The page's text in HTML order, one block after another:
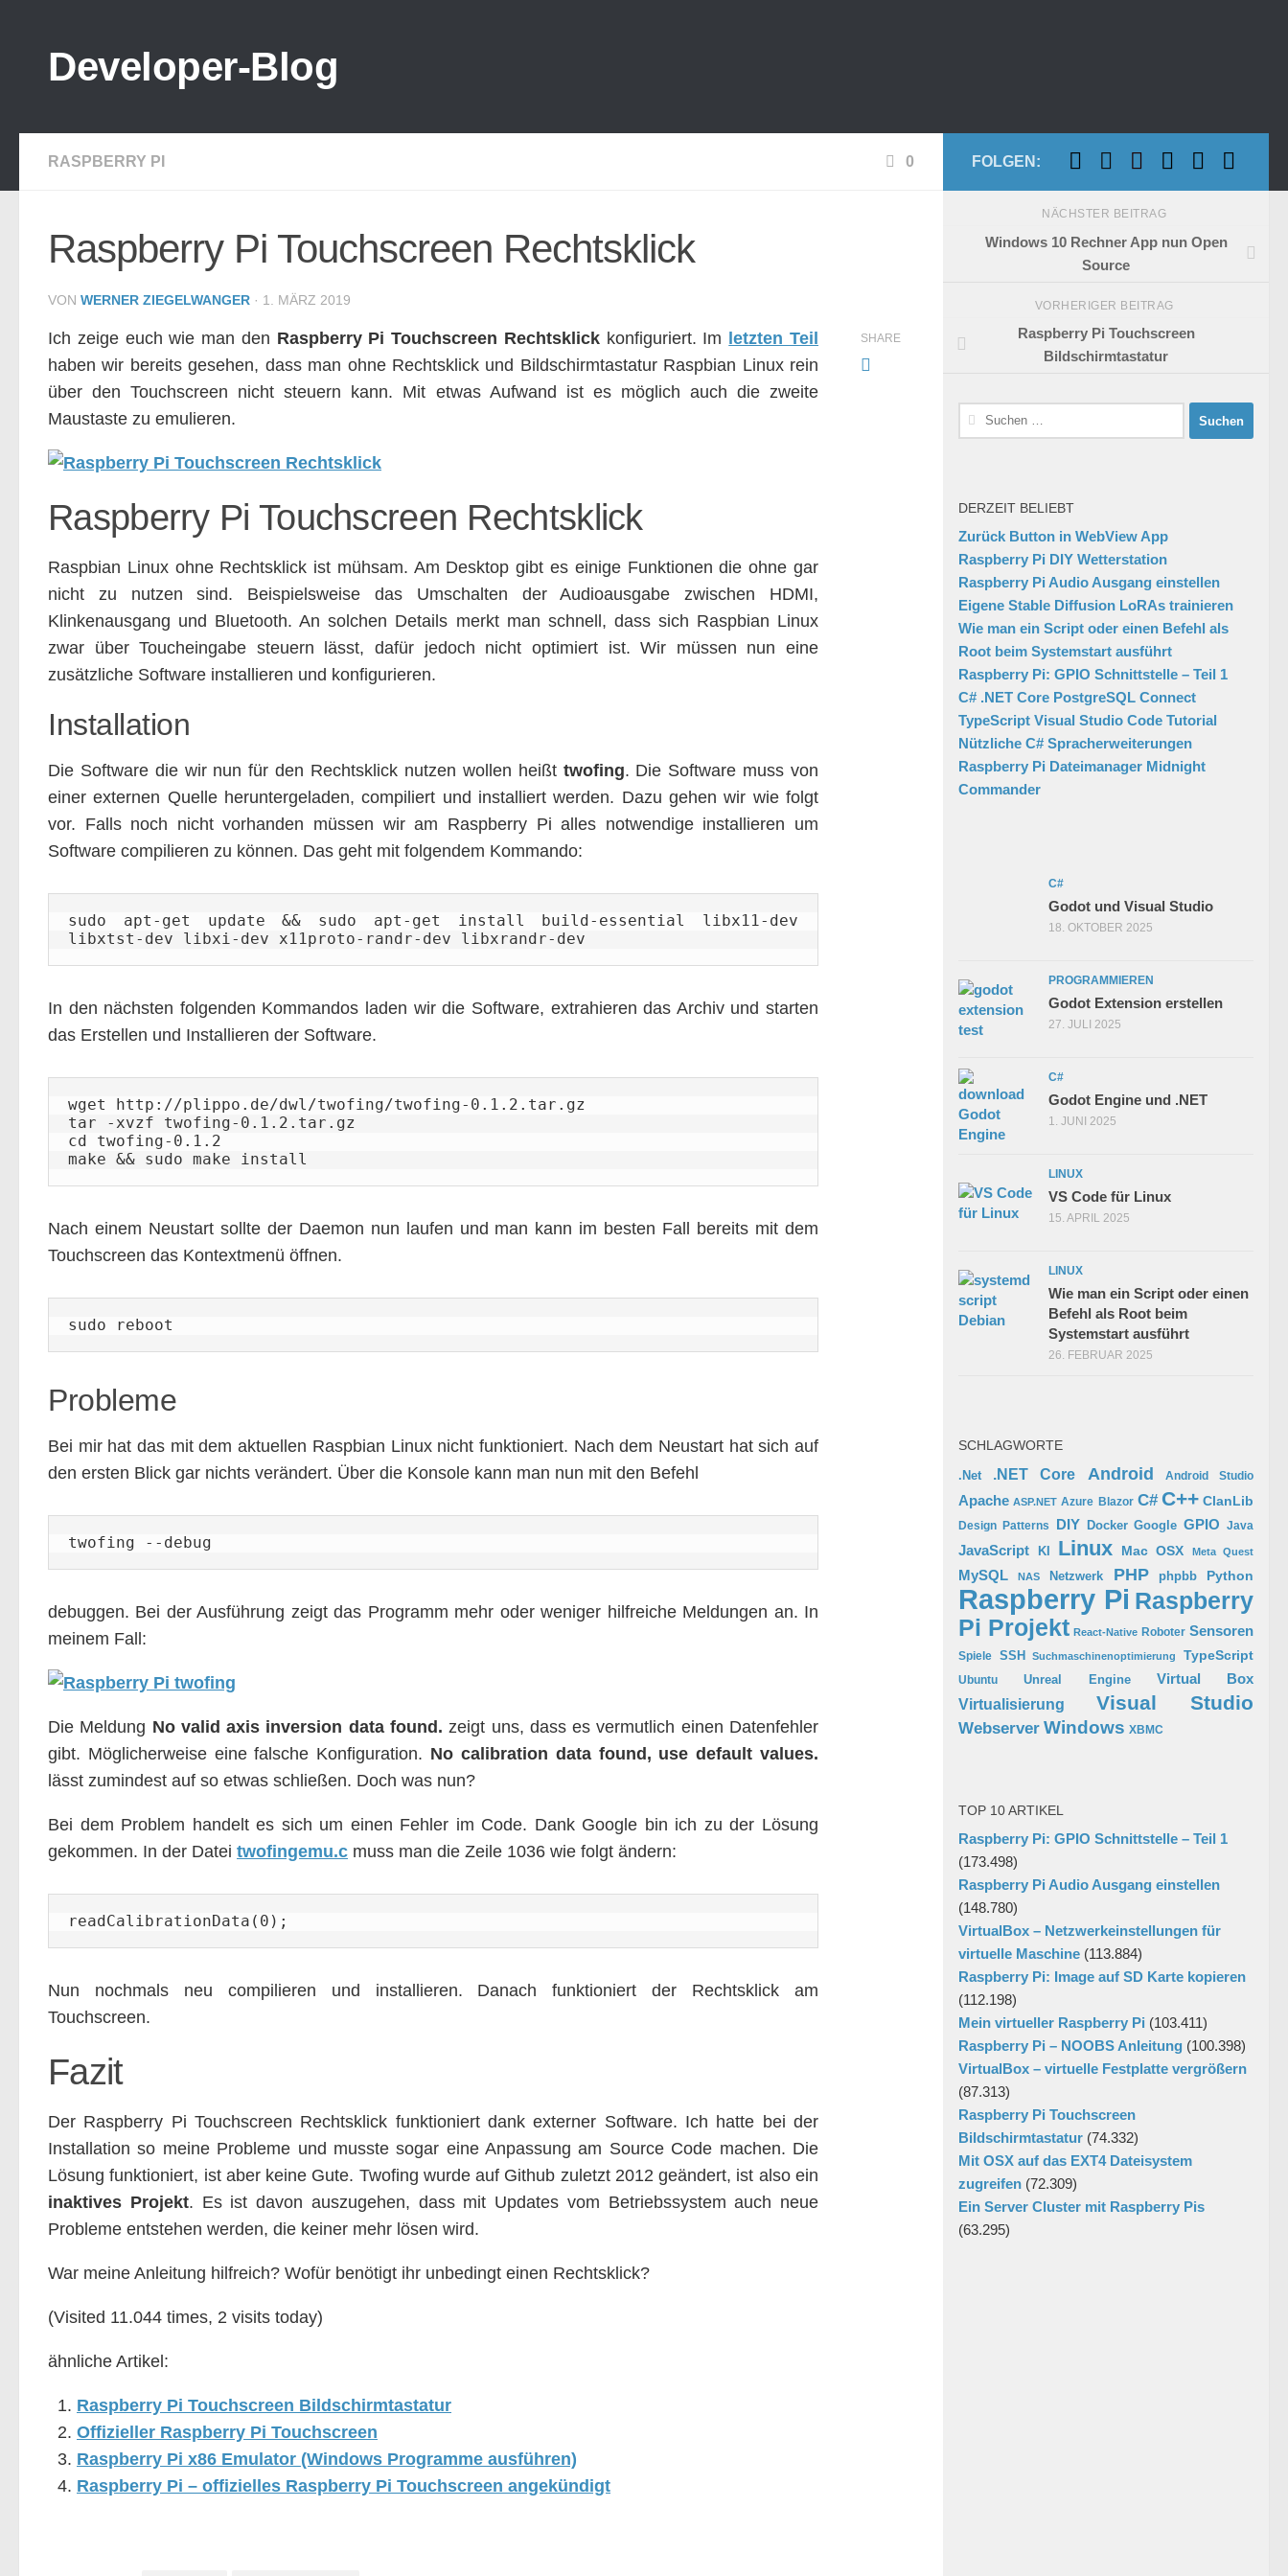
Developer-Blog
RASPBERRY PI 0
Raspberry Pi Touchscreen Rechtsklick
VON WERNER ZIEGELWANGER · 1. MÄRZ 2019
Ich zeige euch wie man den Raspberry Pi Touchscreen Rechtsklickkonfiguriert. Im
letzten Teil
haben wir bereits gesehen, dass man ohne Rechtsklick und Bildschirmtastatur Raspbian Linux rein
über den Touchscreen nicht steuern kann. Mit etwas Aufwand ist es möglich auch die zweite
Maustaste zu emulieren.
Raspberry Pi Touchscreen Rechtsklick
Raspbian Linux ohne Rechtsklick ist mühsam. Am Desktop gibt es einige Funktionen die ohne gar
nicht zu nutzen sind. Beispielsweise das Umschalten der Audioausgabe zwischen HDMI,
Klinkenausgang und Bluetooth. An solchen Details merkt man schnell, dass sich Raspbian Linux
zwar über Toucheingabe steuern lässt, dafür jedoch nicht optimiert ist. Wir müssen nun eine
zusätzliche Software installieren und konfigurieren.
Installation
Die Software die wir nun für den Rechtsklick nutzen wollen heißt twofing. Die Software muss von
einer externen Quelle heruntergeladen, compiliert und installiert werden. Dazu gehen wir wie folgt
vor. Falls noch nicht vorhanden müssen wir am Raspberry Pi alles notwendige installieren um
Software compilieren zu können. Das geht mit folgendem Kommando:
sudo apt-get update && sudo apt-get install build-essential libx11-dev
libxtst-dev libxi-dev x11proto-randr-dev libxrandr-dev
In den nächsten folgenden Kommandos laden wir die Software, extrahieren das Archiv und starten
das Erstellen und Installieren der Software.
wget http://plippo.de/dwl/twofing/twofing-0.1.2.tar.gz
tar -xvzf twofing-0.1.2.tar.gz
cd twofing-0.1.2
make && sudo make install
Nach einem Neustart sollte der Daemon nun laufen und man kann im besten Fall bereits mit dem
Touchscreen das Kontextmenü öffnen.
sudo reboot
Probleme
Bei mir hat das mit dem aktuellen Raspbian Linux nicht funktioniert. Nach dem Neustart hat sich auf
den ersten Blick gar nichts verändert. Über die Konsole kann man nun mit den Befehl
twofing --debug
debuggen. Bei der Ausführung zeigt das Programm mehr oder weniger hilfreiche Meldungen an. In
meinem Fall:
Die Meldung No valid axis inversion data found. zeigt uns, dass es vermutlich einen Datenfehler
gibt. Möglicherweise eine falsche Konfiguration. No calibration data found, use default values.
lässt zumindest auf so etwas schließen. Doch was nun?
Bei dem Problem handelt es sich um einen Fehler im Code. Dank Google bin ich zu der Lösung
gekommen. In der Datei twofingemu.c muss man die Zeile 1036 wie folgt ändern:
readCalibrationData(0);
Nun nochmals neu compilieren und installieren. Danach funktioniert der Rechtsklick am
Touchscreen.
Fazit
Der Raspberry Pi Touchscreen Rechtsklick funktioniert dank externer Software. Ich hatte bei der
Installation so meine Probleme und musste sogar eine Anpassung am Source Code machen. Die
Lösung funktioniert, ist aber keine Gute. Twofing wurde auf Github zuletzt 2012 geändert, ist also ein
inaktives Projekt. Es ist davon auszugehen, dass mit Updates vom Betriebssystem auch neue
Probleme entstehen werden, die keiner mehr lösen wird.
War meine Anleitung hilfreich? Wofür benötigt ihr unbedingt einen Rechtsklick?
(Visited 11.044 times, 2 visits today)
ähnliche Artikel:
Raspberry Pi Touchscreen Bildschirmtastatur
Offizieller Raspberry Pi Touchscreen
Raspberry Pi x86 Emulator (Windows Programme ausführen)
Raspberry Pi – offizielles Raspberry Pi Touchscreen angekündigt
SHARE
FOLGEN:
NÄCHSTER BEITRAG
Windows 10 Rechner App nun Open
Source
VORHERIGER BEITRAG
Raspberry Pi Touchscreen
Bildschirmtastatur
Suchen
nach:
DERZEIT BELIEBT
Zurück Button in WebView App
Raspberry Pi DIY Wetterstation
Raspberry Pi Audio Ausgang einstellen
Eigene Stable Diffusion LoRAs trainieren
Wie man ein Script oder einen Befehl als
Root beim Systemstart ausführt
Raspberry Pi: GPIO Schnittstelle – Teil 1
C# .NET Core PostgreSQL Connect
TypeScript Visual Studio Code Tutorial
Nützliche C# Spracherweiterungen
Raspberry Pi Dateimanager Midnight
Commander
C#
Godot und Visual Studio
18. OKTOBER 2025
PROGRAMMIEREN
Godot Extension erstellen
27. JULI 2025
C#
Godot Engine und .NET
1. JUNI 2025
LINUX
VS Code für Linux
15. APRIL 2025
LINUX
Wie man ein Script oder einen
Befehl als Root beim
Systemstart ausführt
26. FEBRUAR 2025
SCHLAGWORTE
.Net .NET Core Android Android Studio
Apache ASP.NET Azure Blazor C# C++ ClanLib
Design Patterns DIY Docker Google GPIO Java
JavaScript KI Linux Mac OSX Meta Quest
MySQL NAS Netzwerk PHP phpbb Python
Raspberry Pi Raspberry
Pi Projekt React-Native Roboter Sensoren
Spiele SSH Suchmaschinenoptimierung TypeScript
Ubuntu Unreal Engine
Virtual Box
Virtualisierung
Visual Studio
Webserver Windows XBMC
TOP 10 ARTIKEL
Raspberry Pi: GPIO Schnittstelle – Teil 1
(173.498)
Raspberry Pi Audio Ausgang einstellen
(148.780)
VirtualBox – Netzwerkeinstellungen für
virtuelle Maschine (113.884)
Raspberry Pi: Image auf SD Karte kopieren
(112.198)
Mein virtueller Raspberry Pi (103.411)
Raspberry Pi – NOOBS Anleitung (100.398)
VirtualBox – virtuelle Festplatte vergrößern
(87.313)
Raspberry Pi Touchscreen
Bildschirmtastatur (74.332)
Mit OSX auf das EXT4 Dateisystem
zugreifen (72.309)
Ein Server Cluster mit Raspberry Pis
(63.295)